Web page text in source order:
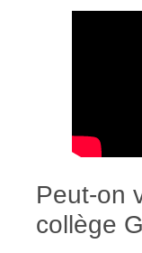
Peut-on
collège